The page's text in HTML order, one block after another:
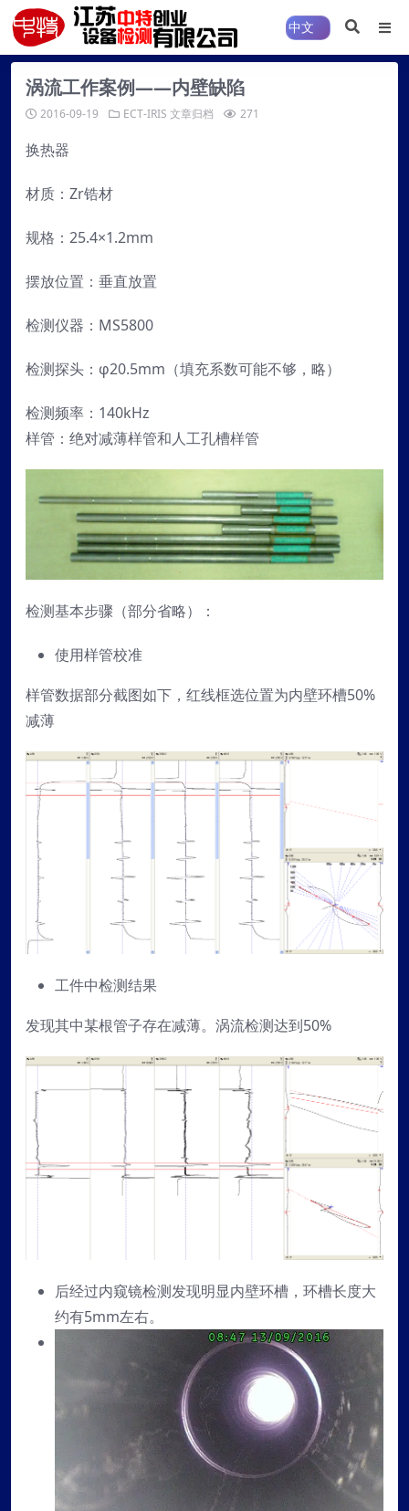
涡流工作案例——内壁缺陷
2016-09-19 ECT-IRIS 文章归档 271
换热器
材质：Zr锆材
规格：25.4×1.2mm
摆放位置：垂直放置
检测仪器：MS5800
检测探头：φ20.5mm（填充系数可能不够，略）
检测频率：140kHz
样管：绝对减薄样管和人工孔槽样管
检测基本步骤（部分省略）：
使用样管校准
样管数据部分截图如下，红线框选位置为内壁环槽50%
减薄
工件中检测结果
发现其中某根管子存在减薄。涡流检测达到50%
后经过内窥镜检测发现明显内壁环槽，环槽长度大
约有5mm左右。